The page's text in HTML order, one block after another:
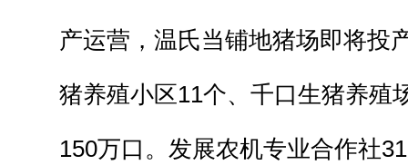
产运营，温氏当铺地猪场即将投
猪养殖小区11个、千口生猪养殖
150万口。发展农机专业合作社